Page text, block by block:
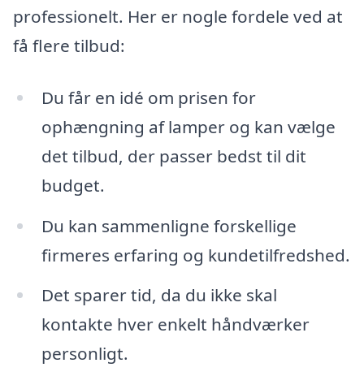
professionelt. Her er nogle fordele ved at
få flere tilbud:
Du får en idé om prisen for
ophængning af lamper og kan vælge
det tilbud, der passer bedst til dit
budget.
Du kan sammenligne forskellige
firmeres erfaring og kundetilfredshed.
Det sparer tid, da du ikke skal
kontakte hver enkelt håndværker
personligt.